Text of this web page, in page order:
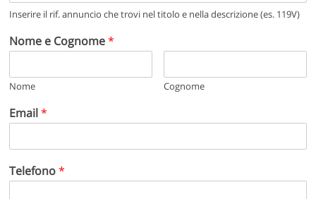
Inserire il rif. annuncio che trovi nel titolo e nella descrizione (es. 119V)
Nome e Cognome*
Nome Cognome
Email*
Telefono*